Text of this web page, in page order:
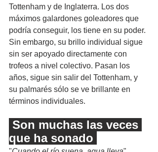
Tottenham y de Inglaterra. Los dos
máximos galardones goleadores que
podría conseguir, los tiene en su poder.
Sin embargo, su brillo individual sigue
sin ser apoyado directamente con
trofeos a nivel colectivo. Pasan los
años, sigue sin salir del Tottenham, y
su palmarés sólo se ve brillante en
términos individuales.
que ha sonado